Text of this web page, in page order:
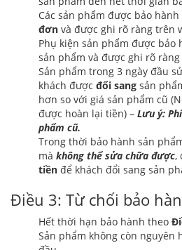
Các sản phẩm được bảo
đơn và được ghi rõ ràng trên
Phụ kiện sản phẩm được bảo
sản phẩm và được ghi rõ
Sản phẩm trong 3 ngày đầu
khách được đổi sang sản
hơn so với giá sản phẩm cũ
được hoàn lại tiền) – Lưu ý:
phẩm cũ.
Trong thời bảo hành sản
mà không thể sửa chữa được,
tiền để khách đổi sang sản
Điều 3: Từ chối bảo
Hết thời hạn bảo hành theo
Sản phẩm không còn nguyên